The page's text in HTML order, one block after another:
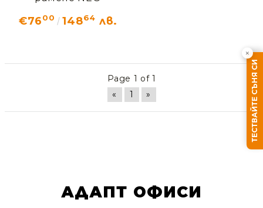
€7600 14864 лв.
Page 1 of 1
«
1 »
АДАПТ ОФИСИ
ТЕСТВАЙТЕ СЪНЯ СИ
×